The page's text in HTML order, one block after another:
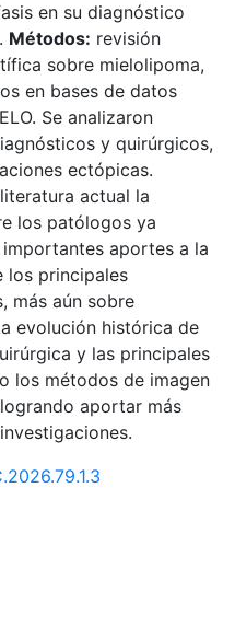
en su diagnóstico
Métodos: revisión
sobre mielolipoma,
en bases de datos
Se analizaron
y quirúrgicos,
ectópicas.
actual la
los patólogos ya
aportes a la
los principales
más aún sobre
evolución histórica de
y las principales
los métodos de imagen
aportar más